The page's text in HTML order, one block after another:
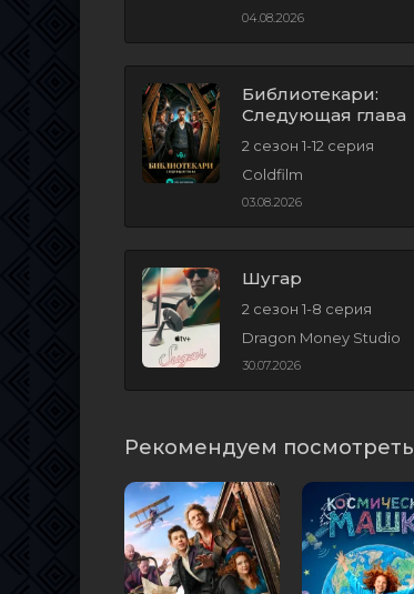
04.08.2026
Библиотекари:
Следующая глава
2 сезон 1-12 серия
Coldfilm
03.08.2026
Шугар
2 сезон 1-8 серия
Dragon Money Studio
30.07.2026
Рекомендуем посмотреть